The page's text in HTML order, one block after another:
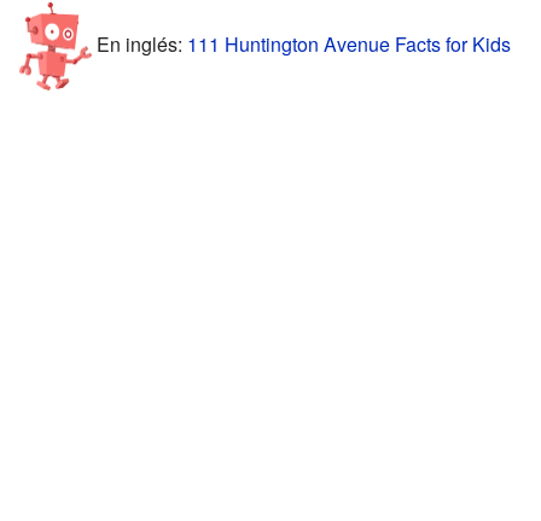
En inglés: 111 Huntington Avenue Facts for Kids